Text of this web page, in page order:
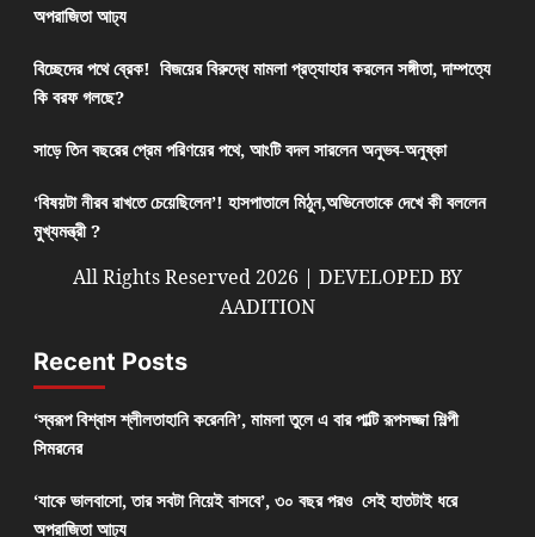
অপরাজিতা আঢ্য
বিচ্ছেদের পথে ব্রেক! বিজয়ের বিরুদ্ধে মামলা প্রত্যাহার করলেন সঙ্গীতা, দাম্পত্যে
কি বরফ গলছে?
সাড়ে তিন বছরের প্রেম পরিণয়ের পথে, আংটি বদল সারলেন অনুভব-অনুষ্কা
‘বিষয়টা নীরব রাখতে চেয়েছিলেন’! হাসপাতালে মিঠুন,অভিনেতাকে দেখে কী বললেন
মুখ্যমন্ত্রী ?
All Rights Reserved 2026 | DEVELOPED BY
AADITION
Recent Posts
‘স্বরূপ বিশ্বাস শ্লীলতাহানি করেননি’, মামলা তুলে এ বার পাল্টি রূপসজ্জা শিল্পী
সিমরনের
‘যাকে ভালবাসো, তার সবটা নিয়েই বাসবে’, ৩০ বছর পরও সেই হাতটাই ধরে
অপরাজিতা আঢ্য